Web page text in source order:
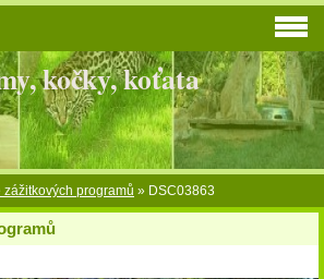
kočky, koťata
zážitkových programů » DSC03863